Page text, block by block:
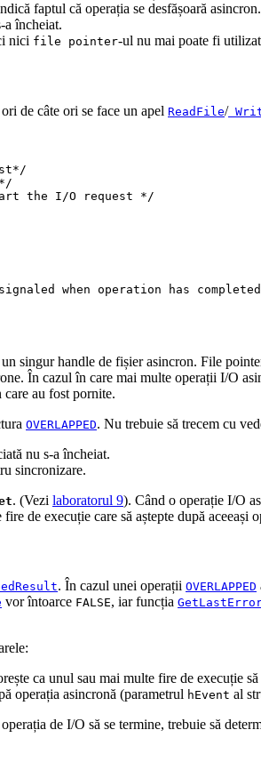
faptul că operația se desfășoară asincron.
a încheiat.
nici file pointer-ul nu mai poate fi
de câte ori se face un apel ReadFile/
the I/O request */
when operation has
singur handle de fișier asincron. File
În cazul în care mai multe operații I/O
au fost pornite.
OVERLAPPED. Nu trebuie să trecem cu
nu s-a încheiat.
sincronizare.
. (Vezi laboratorul 9). Când o operație I/O
de execuție care să aștepte după aceeași
. În cazul unei operații OVERLAPPED
vor întoarce FALSE, iar funcția
ca unul sau mai multe fire de execuție
operația asincronă (parametrul hEvent al
de I/O să se termine, trebuie să